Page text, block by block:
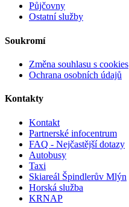
Půjčovny
Ostatní služby
Soukromí
Změna souhlasu s cookies
Ochrana osobních údajů
Kontakty
Kontakt
Partnerské infocentrum
FAQ - Nejčastější dotazy
Autobusy
Taxi
Skiareál Špindlerův Mlýn
Horská služba
KRNAP